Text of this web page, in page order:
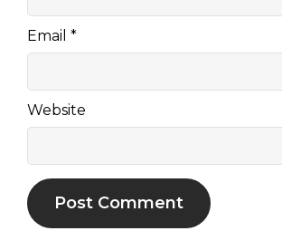
Email *
Website